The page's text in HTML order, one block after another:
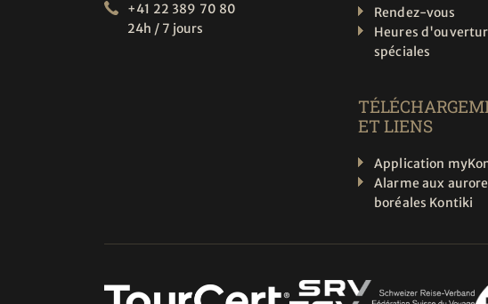
+41 22 389 70 80
24h / 7 jours
Rendez-vous
Heures
spéciales
ET LIENS
Application
Alarme aux
boréales Kontiki